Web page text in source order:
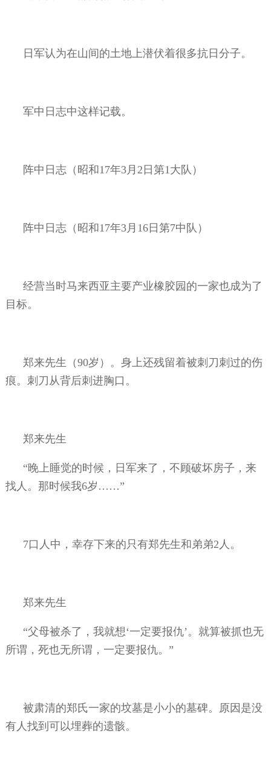
日军认为在山间的土地上潜伏着很多抗日分子。
军中日志中这样记载。
阵中日志（昭和17年3 月 2 日第1 大队）
阵中日志（昭和17年3 月 16日第7中队）
经营当时马来西亚主要产业橡胶园的一家也成为了
目标。
郑来先生（90岁）。身上还残留着被刺刀刺过的伤
痕。刺刀从背后刺进胸口。
郑来先生
“晚上睡觉的时候，日军来了，不顾破坏房子，来
找人。那时候我6岁……”
7口人中，幸存下来的只有郑先生和弟弟2 人。
郑来先生
“父母被杀了，我就想‘一定要报仇’。就算被抓也无
所谓，死也无所谓，一定要报仇。”
被肃清的郑氏一家的坟墓是小小的墓碑。原因是没
有人找到可以埋葬的遗骸。